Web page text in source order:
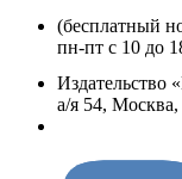
(бесплатный
пн-пт с 10 до
Издательство
а/я 54,